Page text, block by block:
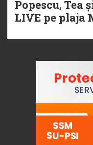
Popescu, Tea
LIVE pe plaja